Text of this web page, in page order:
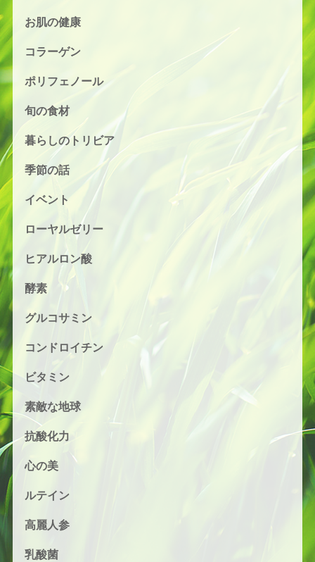
お肌の健康
コラーゲン
ポリフェノール
旬の食材
暮らしのトリビア
季節の話
イベント
ローヤルゼリー
ヒアルロン酸
酵素
グルコサミン
コンドロイチン
ビタミン
素敵な地球
抗酸化力
心の美
ルテイン
高麗人参
乳酸菌